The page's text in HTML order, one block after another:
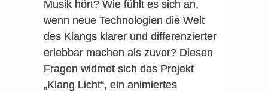
Musik hört? Wie fühlt es sich an,
wenn neue Technologien die Welt
des Klangs klarer und differenzierter
erlebbar machen als zuvor? Diesen
Fragen widmet sich das Projekt
„Klang Licht“, ein animiertes